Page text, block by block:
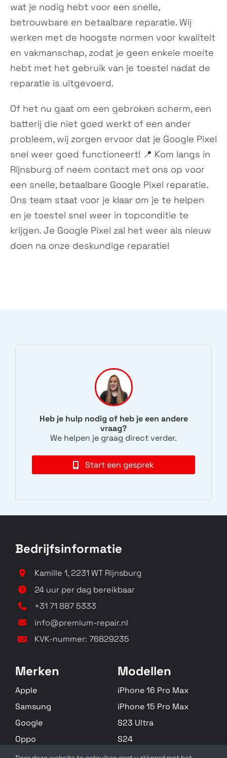
wat je nodig hebt voor een snelle,
betrouwbare en betaalbare reparatie. Wij
werken met de hoogste normen voor kwaliteit
en vakmanschap, zodat je geen enkele moeite
hebt met het gebruik van je toestel nadat de
reparatie is uitgevoerd.
Of het nu gaat om een gebroken scherm, een
batterij die niet goed werkt of een ander
probleem, wij zorgen ervoor dat je Google Pixel
snel weer goed functioneert! 📍 Kom langs in
Rijnsburg of neem contactmet ons op voor
een snelle, betaalbare Google Pixel reparatie.
Ons team staat voor je klaar om je te helpen
en je toestel snel weer in topconditie te
krijgen. Je Google Pixel zal het weer als nieuw
doen na onze deskundige reparatie!
Heb je hulp nodig of heb je een andere
vraag?
We helpen je graag direct verder.
Start een gesprek
Bedrijfsinformatie
Kamille 1, 2231 WT Rijnsburg
24 uur per dag bereikbaar
+31 71 887 5333
info@premium-repair.nl
KVK-nummer: 76829235
Merken
Apple
Samsung
Google
Oppo
Huawei
Modellen
iPhone 16 Pro Max
iPhone 15 Pro Max
S23 Ultra
S24
S22 Plus